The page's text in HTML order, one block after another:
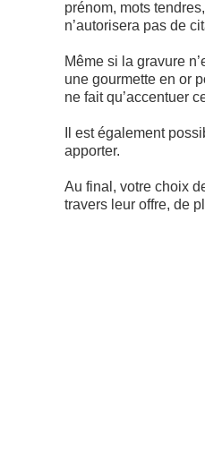
prénom, mots
n’autorisera pas de
Même si la gravure
une gourmette en or
ne fait qu’accentuer
Il est également
apporter.
Au final, votre choix
travers leur offre, de